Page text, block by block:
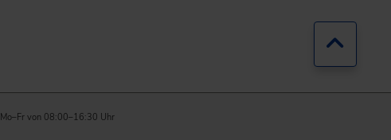
Mo–Fr von 08:00–16:30 Uhr